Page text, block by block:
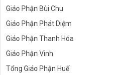
Giáo Phận Bùi Chu
Giáo Phận Phát Diệm
Giáo Phận Thanh Hóa
Giáo Phận Vinh
Tổng Giáo Phận Huế